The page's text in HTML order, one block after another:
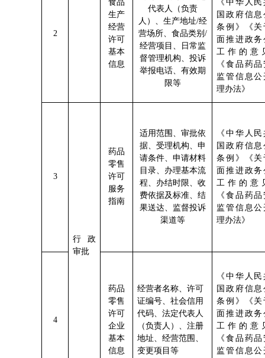
2
食品
生产
经营
许可
基本
信息
代表人（负责
人）、生产地址/经
营场所、食品类别/
经营项目、日常监
督管理机构、投诉
举报电话、有效期
限等
《中华人
国政府信息
条例》《关
面推进政务
工作的意
《食品药
监管信息公
理办法》
3
行政
审批
药品
零售
许可
服务
指南
适用范围、审批依
据、受理机构、申
请条件、申请材料
目录、办理基本流
程、办结时限、收
费依据及标准、结
果送达、监督投诉
渠道等
《中华人
国政府信息
条例》《关
面推进政务
工作的意
《食品药
监管信息公
理办法》
4
药品
零售
许可
企业
基本
信息
经营者名称、许可
证编号、社会信用
代码、法定代表人
（负责人）、注册
地址、经营范围、
变更项目等
《中华人
国政府信息
条例》《关
面推进政务
工作的意
《食品药
监管信息公